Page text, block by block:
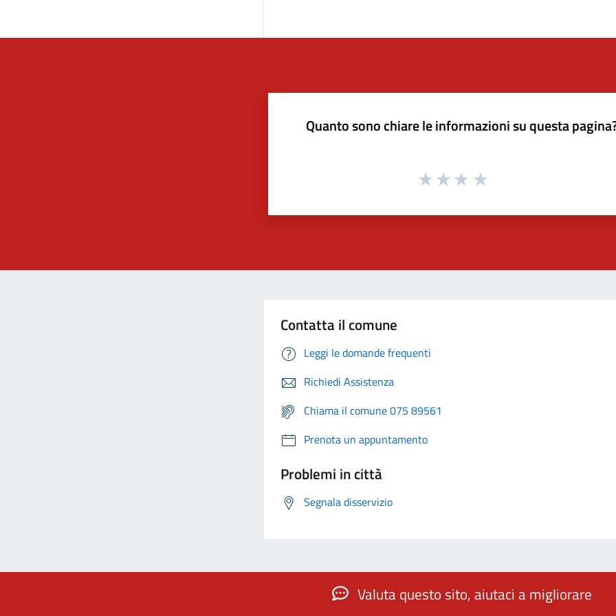
Quanto sono chiare le informazioni su questa
Contatta il comune
Leggi le domande frequenti
Richiedi Assistenza
Chiama il comune 075 89561
Prenota un appuntamento
Problemi in città
Segnala disservizio
Valuta questo sito, aiutaci a migliorare